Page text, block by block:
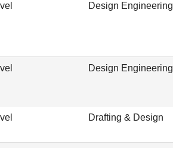
Design Engineering
Design Engineering
Drafting & Design